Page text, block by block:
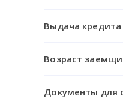
Выдача кредита
Возраст
Документы для